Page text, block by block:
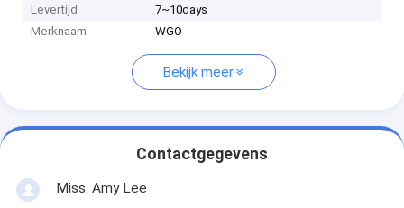
Levertijd
7~10days
Merknaam
WGO
Bekijk meer
Contactgegevens
Miss. Amy Lee